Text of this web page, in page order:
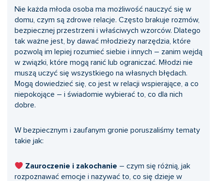
Nie każda młoda osoba ma możliwość nauczyć się w
domu, czym są zdrowe relacje. Często brakuje rozmów,
bezpiecznej przestrzeni i właściwych wzorców. Dlatego
tak ważne jest, by dawać młodzieży narzędzia, które
pozwolą im lepiej rozumieć siebie i innych – zanim wejdą
w związki, które mogą ranić lub ograniczać. Młodzi nie
muszą uczyć się wszystkiego na własnych błędach.
Mogą dowiedzieć się, co jest w relacji wspierające, a co
niepokojące – i świadomie wybierać to, co dla nich
dobre.
W bezpiecznym i zaufanym gronie poruszaliśmy tematy
takie jak:
Zauroczenie i zakochanie – czym się różnią, jak
rozpoznawać emocje i nazywać to, co się dzieje w